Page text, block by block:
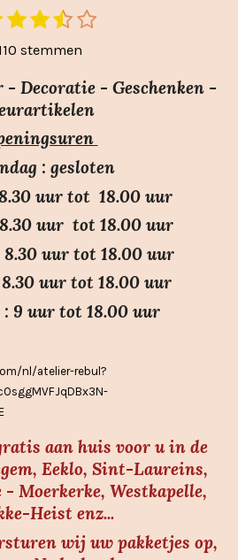
2
s
t
e
r
e
n
3
s
t
e
r
e
n
4
t
e
r
e
n
5
t
e
r
e
n
S
m
stemmen
Decoratie - Geschenken -
: gesloten
uur tot 18.00 uur
uur tot 18.00 uur
8.30 uur tot 18.00 uur
uur tot 18.00 uur
9 uur tot 18.00 uur
nl/atelier-rebul?
aan huis voor u in de
Eeklo, Sint-Laureins,
- Moerkerke, Westkapelle,
Heist enz...
wij uw pakketjes op,